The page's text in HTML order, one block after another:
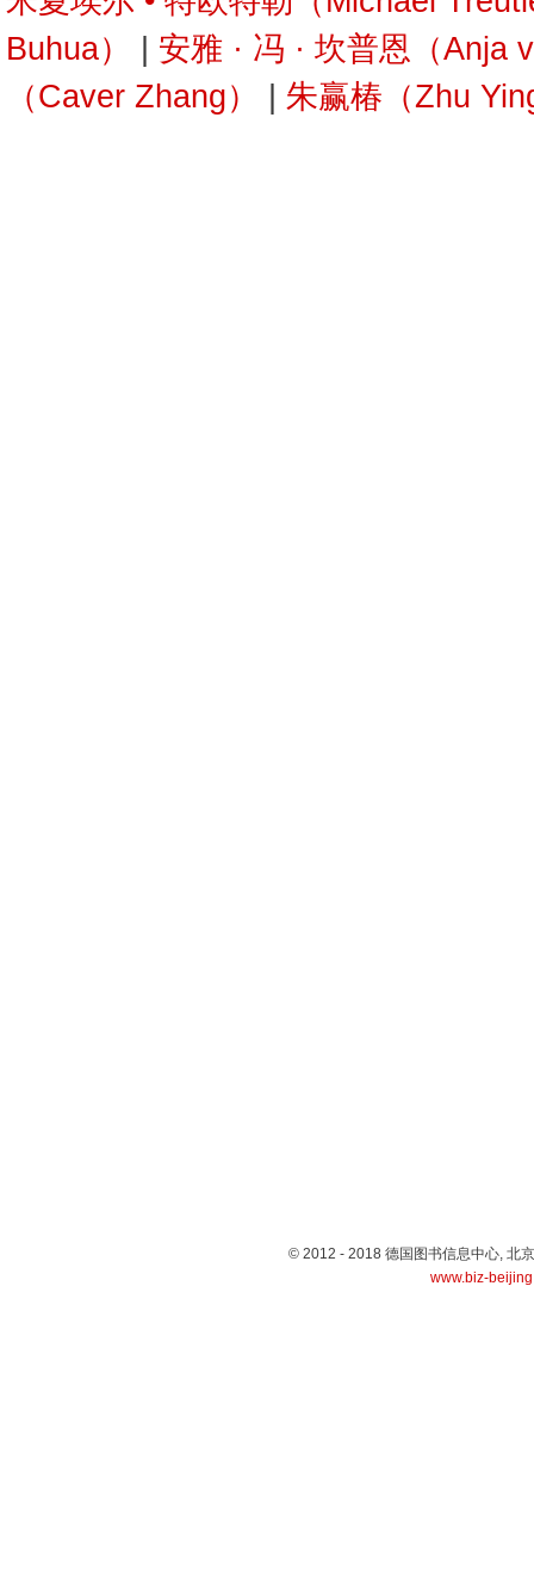
Buhua）
安雅 · 冯 · 坎普恩（Anja
（Caver Zhang）
朱赢椿（Zhu
© 2012 - 2018 德国图书信息中心, 北
www.biz-